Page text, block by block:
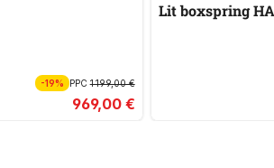
-19% PPC1 199,00 €
969,00 €
Lit boxspring